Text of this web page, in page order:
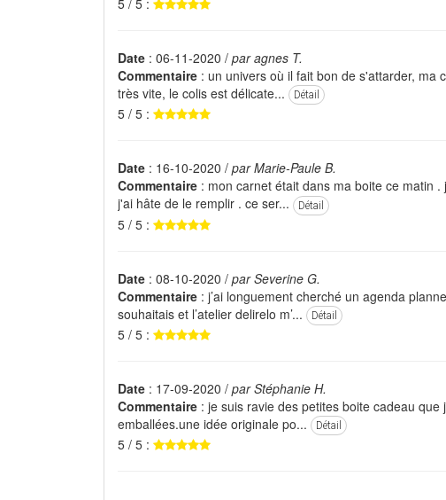
Date : 06-11-2020 / par agnes T.
Commentaire : un univers où il fait bon de s'attarder, ma
très vite, le colis est délicate...
Détail
5 / 5 :
Date : 16-10-2020 / par Marie-Paule B.
Commentaire : mon carnet était dans ma boite ce matin .
j'ai hâte de le remplir . ce ser...
Détail
5 / 5 :
Date : 08-10-2020 / par Severine G.
Commentaire : j’ai longuement cherché un agenda
souhaitais et l’atelier delirelo m’...
Détail
5 / 5 :
Date : 17-09-2020 / par Stéphanie H.
Commentaire : je suis ravie des petites boite cadeau
emballées.une idée originale po...
Détail
5 / 5 :